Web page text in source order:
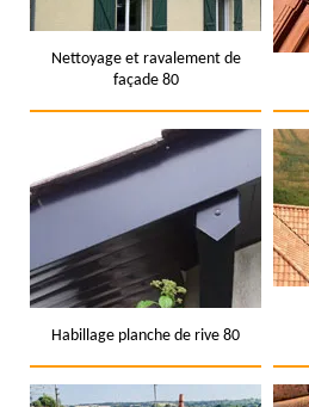
Nettoyage et ravalement de
façade 80
Habillage planche de rive 80